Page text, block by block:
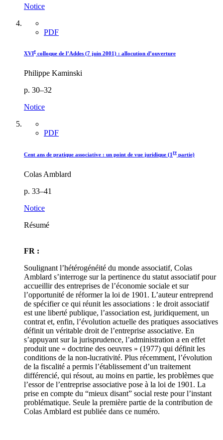
Notice
PDF
XVIe colloque de l’Addes (7 juin 2001) : allocution d’ouverture
Philippe Kaminski
p. 30–32
Notice
PDF
Cent ans de pratique associative : un point de vue juridique (1 re partie)
Colas Amblard
p. 33–41
Notice
Résumé
FR :
Soulignant l’hétérogénéité du monde associatif, Colas
Amblard s’interroge sur la pertinence du statut associatif pour
accueillir des entreprises de l’économie sociale et sur
l’opportunité de réformer la loi de 1901. L’auteur entreprend
de spécifier ce qui réunit les associations : le droit associatif
est une liberté publique, l’association est, juridiquement, un
contrat et, enfin, l’évolution actuelle des pratiques associatives
définit un véritable droit de l’entreprise associative. En
s’appuyant sur la jurisprudence, l’administration a en effet
produit une « doctrine des oeuvres » (1977) qui définit les
conditions de la non-lucrativité. Plus récemment, l’évolution
de la fiscalité a permis l’établissement d’un traitement
différencié, qui résout, au moins en partie, les problèmes que
l’essor de l’entreprise associative pose à la loi de 1901. La
prise en compte du “mieux disant” social reste pour l’instant
problématique. Seule la première partie de la contribution de
Colas Amblard est publiée dans ce numéro.